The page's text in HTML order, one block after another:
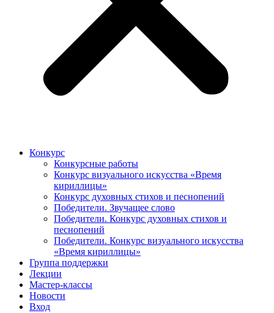
Конкурс
Конкурсные работы
Конкурс визуального искусства «Время
кириллицы»
Конкурс духовных стихов и песнопений
Победители. Звучащее слово
Победители. Конкурс духовных стихов и
песнопений
Победители. Конкурс визуального искусства
«Время кириллицы»
Группа поддержки
Лекции
Мастер-классы
Новости
Вход